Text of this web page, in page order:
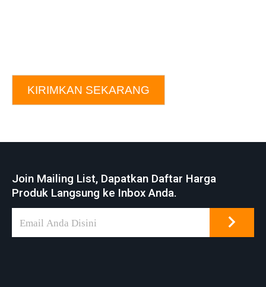
KIRIMKAN SEKARANG
Join Mailing List, Dapatkan Daftar Harga
Produk Langsung ke Inbox Anda.